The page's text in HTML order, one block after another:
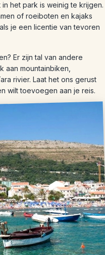
het park is weinig te krijgen.
of roeiboten en kajaks
je een licentie van tevoren
Er zijn tal van andere
aan mountainbiken,
rivier. Laat het ons gerust
wilt toevoegen aan je reis.